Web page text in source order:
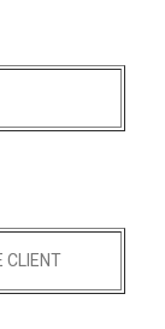
CLIENT